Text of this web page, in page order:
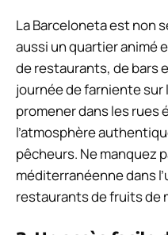
La Barceloneta est non
aussi un quartier animé
de restaurants, de bars
journée de farniente sur
promener dans les
l’atmosphère
pêcheurs. Ne manquez
méditerranéenne dans
restaurants de fruits de